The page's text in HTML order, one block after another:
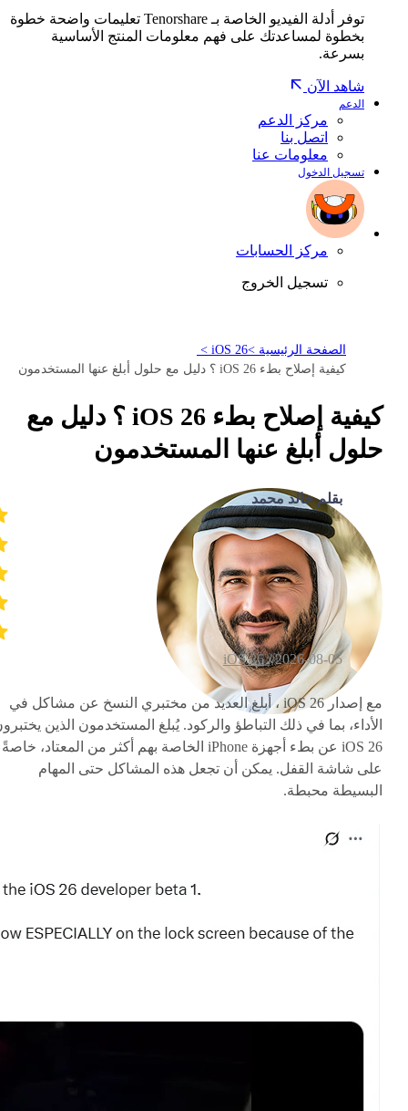
توفر أدلة الفيديو الخاصة بـ Tenorshare تعليمات واضحة خطوة
بخطوة لمساعدتك على فهم معلومات المنتج الأساسية
بسرعة.
شاهد الآن
الدعم
مركز الدعم
اتصل بنا
معلومات عنا
تسجيل الدخول
مركز الحسابات
تسجيل الخروج
الصفحة الرئيسية >iOS 26 >
كيفية إصلاح بطء iOS 26 ؟ دليل مع حلول أبلغ عنها المستخدمون
كيفية إصلاح بطء iOS 26 ؟ دليل مع
حلول أبلغ عنها المستخدمون
بقلم خالد محمد
2026-08-05 /
iOS 26
مع إصدار iOS 26 ، أبلغ العديد من مختبري النسخ عن مشاكل في
الأداء، بما في ذلك التباطؤ والركود. يُبلغ المستخدمون الذين
iOS 26 عن بطء أجهزة iPhone الخاصة بهم أكثر من المعتاد، خاصةً
على شاشة القفل. يمكن أن تجعل هذه المشاكل حتى المهام
البسيطة محبطة.